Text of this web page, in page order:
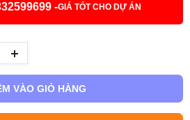
-GIÁ TỐT CHO DỰ ÁN
VÀO GIỎ HÀNG